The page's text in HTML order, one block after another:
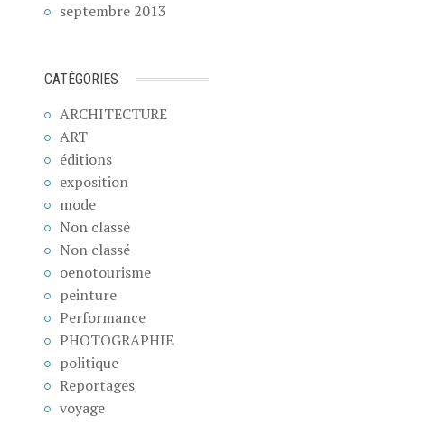
septembre 2013
CATÉGORIES
ARCHITECTURE
ART
éditions
exposition
mode
Non classé
Non classé
oenotourisme
peinture
Performance
PHOTOGRAPHIE
politique
Reportages
voyage